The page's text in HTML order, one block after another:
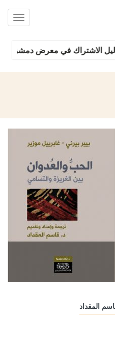
الاشتراك في معرض دمشق
المقداد